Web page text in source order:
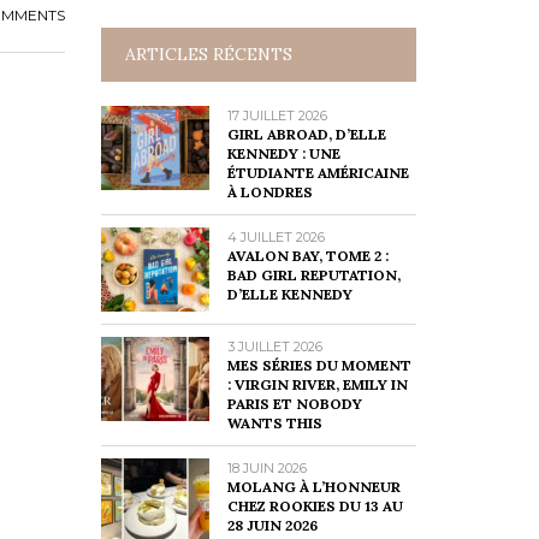
ARTICLES RÉCENTS
17 JUILLET 2026
GIRL ABROAD, D’ELLE
KENNEDY : UNE
ÉTUDIANTE AMÉRICAINE
À LONDRES
4 JUILLET 2026
AVALON BAY, TOME 2 :
BAD GIRL REPUTATION,
D’ELLE KENNEDY
3 JUILLET 2026
MES SÉRIES DU MOMENT
: VIRGIN RIVER, EMILY IN
PARIS ET NOBODY
WANTS THIS
18 JUIN 2026
MOLANG À L’HONNEUR
CHEZ ROOKIES DU 13 AU
28 JUIN 2026